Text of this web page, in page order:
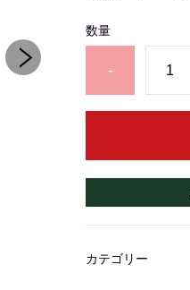
数量
-
カテゴリー